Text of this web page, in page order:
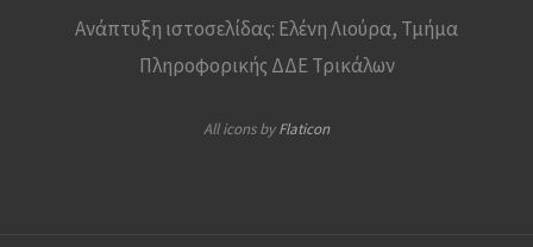
Ανάπτυξη ιστοσελίδας: Ελένη Λιούρα, Τμήμα
Πληροφορικής ΔΔΕ Τρικάλων
All icons byFlaticon